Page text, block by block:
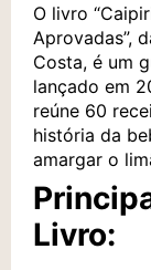
O livro
Aprovadas”,
Costa, é um
lançado em
reúne 60
história da
amargar o
Livro: